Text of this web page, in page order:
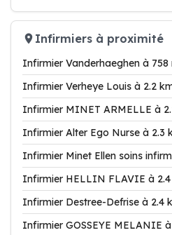
Infirmiers à proximité
Infirmier Vanderhaeghen à 758
Infirmier Verheye Louis à 2.2
Infirmier MINET ARMELLE à
Infirmier Alter Ego Nurse à 2.3
Infirmier Minet Ellen soins
Infirmier HELLIN FLAVIE à
Infirmier Destree-Defrise à 2.4
Infirmier GOSSEYE MELANIE